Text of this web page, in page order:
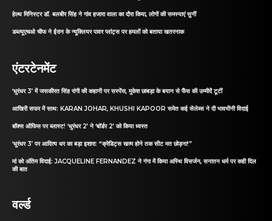
हेल्थ मिनिस्टर डॉ. बलबीर सिंह ने गांव हजारा वाला का दौरा किया, लोगों की समस्याएं सुनीं
डब्ल्यूएचओ चीफ ने ईरान के न्यूक्लियर पावर प्लांट्स पर हमलों को बताया खतरनाक
एंटरटेनमेंट
‘धुरंधर 3’ में जसकीरत सिंह रांगी की कहानी पर सस्पेंस, मुकेश छाबड़ा के बयान से फैंस की उम्मीदें टूटीं
आखिरी सफर में साथ: KARAN JOHAR, KHUSHI KAPOOR समेत कई सेलेब्स ने दी भावभीनी विदाई
बॉक्स ऑफिस पर ब्लास्ट! ‘धुरंधर 2’ ने ‘बॉर्डर 2’ को किया ध्वस्त
‘धुरंधर 3’ पर आदित्य धर का बड़ा इशारा: “क्रेडिट्स खत्म होने तक सीट मत छोड़ना!”
मां को अंतिम विदाई: JACQUELINE FERNANDEZ ने गंगा में किया अस्थि विसर्जन, सनातन धर्म पर कही दिल
की बात
वर्ल्ड